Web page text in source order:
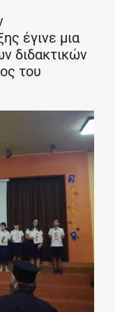
έγινε μια
διδακτικών
του